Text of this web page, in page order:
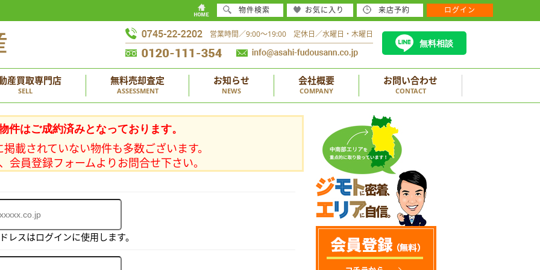
営業時間／9:00～19:00 定休日／水曜日・木曜日
無料相談
産買取専門店
SELL
無料売却査定
ASSESSMENT
お知らせ
NEWS
会社概要
COMPANY
お問い合わせ
CONTACT
件はご成約済みとなっております。
載されていない物件も多数ございます。
会員登録フォームよりお問合せ下さい。
レスはログインに使用します。
物件検索 お気に入り 来店予約 ログイン